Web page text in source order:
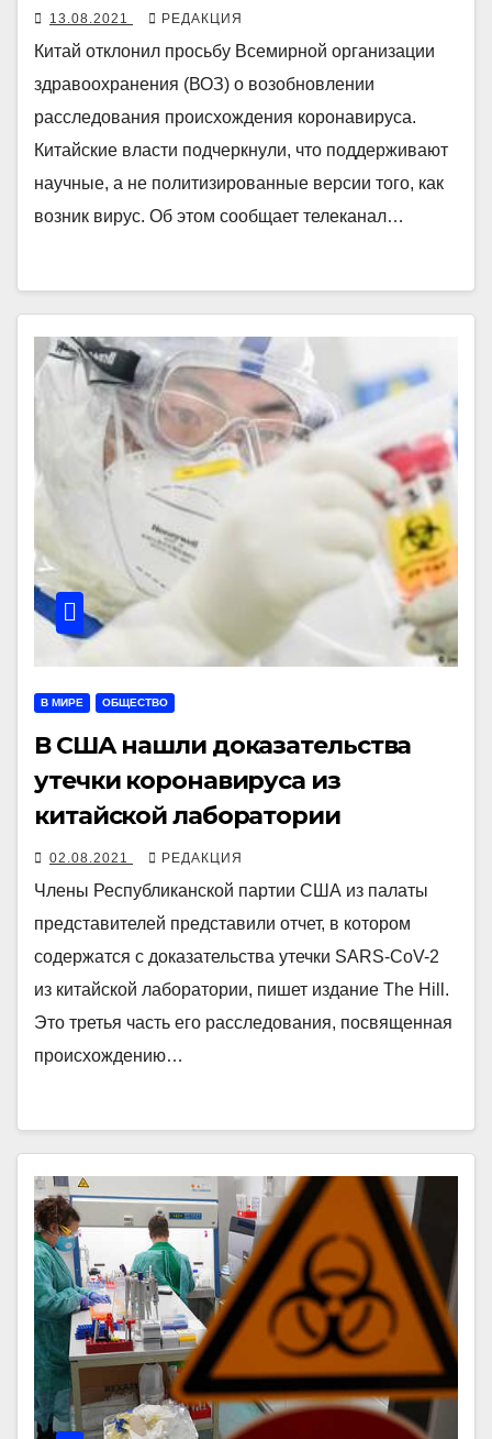
13.08.2021 РЕДАКЦИЯ
Китай отклонил просьбу Всемирной организации
здравоохранения (ВОЗ) о возобновлении
расследования происхождения коронавируса.
Китайские власти подчеркнули, что поддерживают
научные, а не политизированные версии того, как
возник вирус. Об этом сообщает телеканал…
В МИРЕ ОБЩЕСТВО
В США нашли доказательства
утечки коронавируса из
китайской лаборатории
02.08.2021 РЕДАКЦИЯ
Члены Республиканской партии США из палаты
представителей представили отчет, в котором
содержатся с доказательства утечки SARS-CoV-2
из китайской лаборатории, пишет издание The Hill.
Это третья часть его расследования, посвященная
происхождению…